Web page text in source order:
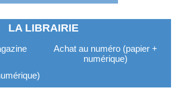
LA LIBRAIRIE
Achat au numéro (papier +
numérique)